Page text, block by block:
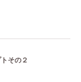
その２